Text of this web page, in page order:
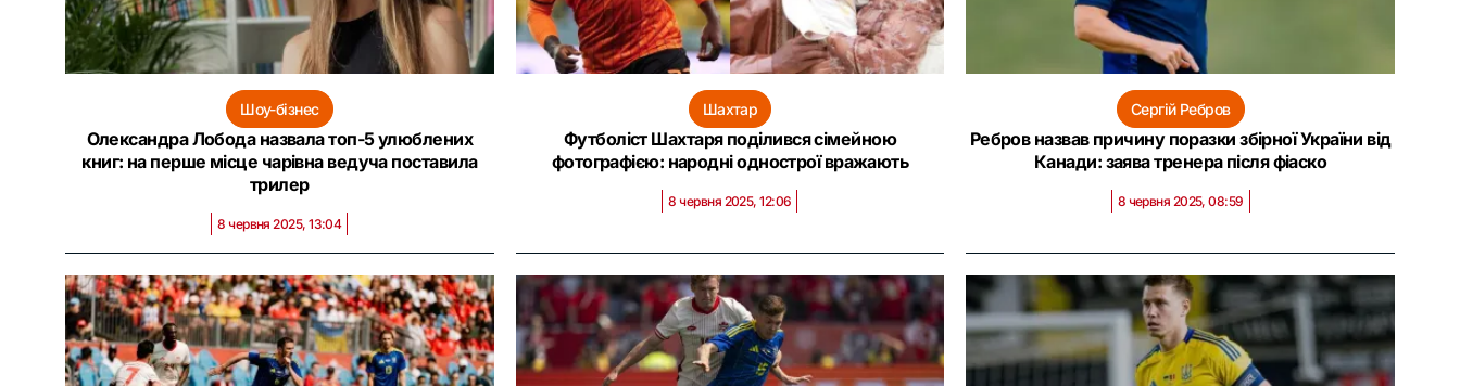
Шоу-бізнес
Олександра Лобода назвала топ-5 улюблених
книг: на перше місце чарівна ведуча поставила
трилер
8 червня 2025, 13:04
Шахтар
Футболіст Шахтаря поділився сімейною
фотографією: народні однострої вражають
8 червня 2025, 12:06
Сергій Ребров
Ребров назвав причину поразки збірної України від
Канади: заява тренера після фіаско
8 червня 2025, 08:59